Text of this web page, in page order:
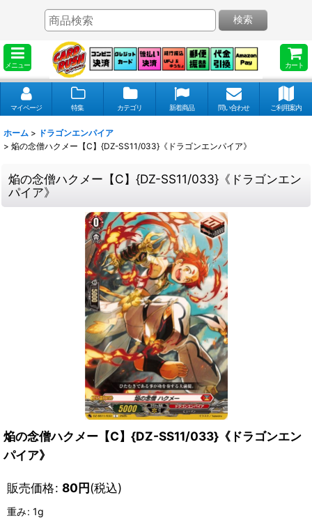
メニュー カート
検索
マイページ 特集 カテゴリ 新着商品 問い合わせ ご利用案内
ホーム > ドラゴンエンパイア
> 焔の念僧ハクメー【C】{DZ-SS11/033}《ドラゴンエンパイア》
焔の念僧ハクメー【C】{DZ-SS11/033}《ドラゴンエン
パイア》
焔の念僧ハクメー【C】{DZ-SS11/033}《ドラゴンエン
パイア》
販売価格: 80円(税込)
重み: 1g